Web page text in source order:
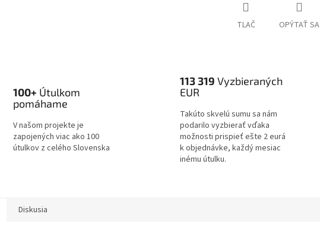
TLAČ OPÝTAŤ SA
100+ Útulkom
pomáhame
V našom projekte je
zapojených viac ako 100
útulkov z celého Slovenska
113 319 Vyzbieraných
EUR
Takúto skvelú sumu sa nám
podarilo vyzbierať vďaka
možnosti prispieť ešte 2 eurá
k objednávke, každý mesiac
inému útulku.
Diskusia